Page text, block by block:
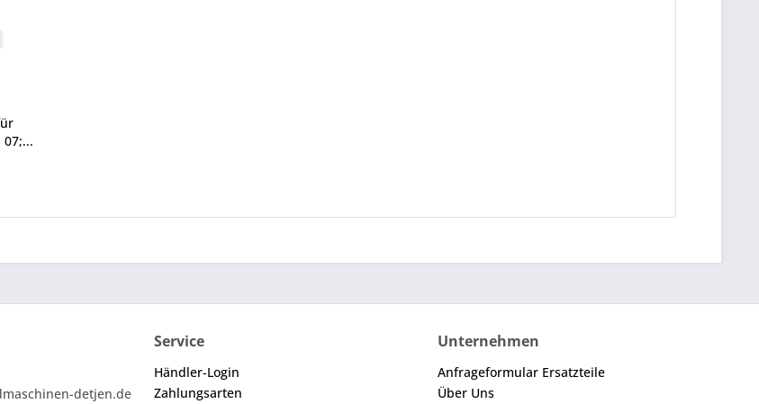
detjen.de
Service
Händler-Login
Zahlungsarten
Unternehmen
Anfrageformular Ersatzteile
Über Uns